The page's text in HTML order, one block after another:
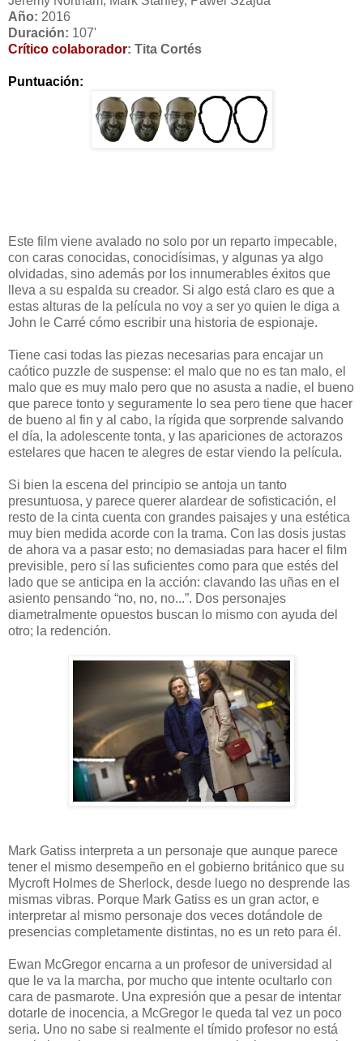
Año: 2016
Duración: 107'
Crítico colaborador: Tita Cortés
Puntuación:
Este film viene avalado no solo por un reparto impecable,
con caras conocidas, conocidísimas, y algunas ya algo
olvidadas, sino además por los innumerables éxitos que
lleva a su espalda su creador. Si algo está claro es que a
estas alturas de la película no voy a ser yo quien le diga a
John le Carré cómo escribir una historia de espionaje.
Tiene casi todas las piezas necesarias para encajar un
caótico puzzle de suspense: el malo que no es tan malo, el
malo que es muy malo pero que no asusta a nadie, el bueno
que parece tonto y seguramente lo sea pero tiene que hacer
de bueno al fin y al cabo, la rígida que sorprende salvando
el día, la adolescente tonta, y las apariciones de actorazos
estelares que hacen te alegres de estar viendo la película.
Si bien la escena del principio se antoja un tanto
presuntuosa, y parece querer alardear de sofisticación, el
resto de la cinta cuenta con grandes paisajes y una estética
muy bien medida acorde con la trama. Con las dosis justas
de ahora va a pasar esto; no demasiadas para hacer el film
previsible, pero sí las suficientes como para que estés del
lado que se anticipa en la acción: clavando las uñas en el
asiento pensando “no, no, no...”. Dos personajes
diametralmente opuestos buscan lo mismo con ayuda del
otro; la redención.
Mark Gatiss interpreta a un personaje que aunque parece
tener el mismo desempeño en el gobierno británico que su
Mycroft Holmes de Sherlock, desde luego no desprende las
mismas vibras. Porque Mark Gatiss es un gran actor, e
interpretar al mismo personaje dos veces dotándole de
presencias completamente distintas, no es un reto para él.
Ewan McGregor encarna a un profesor de universidad al
que le va la marcha, por mucho que intente ocultarlo con
cara de pasmarote. Una expresión que a pesar de intentar
dotarle de inocencia, a McGregor le queda tal vez un poco
seria. Uno no sabe si realmente el tímido profesor no está